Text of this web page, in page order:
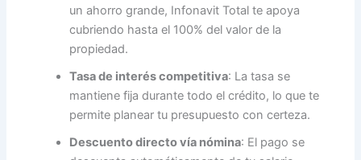
un ahorro grande, Infonavit Total te apoya
cubriendo hasta el 100% del valor de la
propiedad.
Tasa de interés competitiva: La tasa se
mantiene fija durante todo el crédito, lo que te
permite planear tu presupuesto con certeza.
Descuento directo vía nómina: El pago se